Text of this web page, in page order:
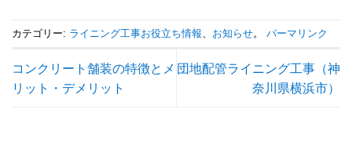
カテゴリー: ライニング工事お役立ち情報 お知らせ。 パーマリンク
コンクリート舗装の特徴とメ
リット・デメリット
団地配管ライニング工事（神
奈川県横浜市）